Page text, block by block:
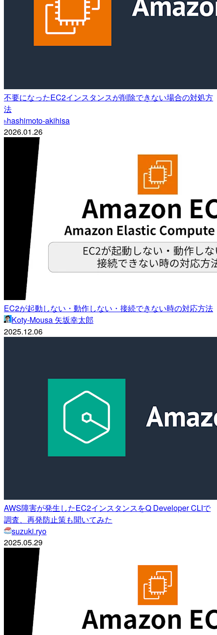
不要になったEC2インスタンスが削除できない場合の対処方
法
hhashimoto-akihisa
2026.01.26
EC2が起動しない・動作しない・接続できない時の対応方法
Koty-Mousa 矢坂幸太郎
2025.12.06
AWS障害が発生したEC2インスタンスをQ Developer CLIで
調査、再発防止策も聞いてみた
suzuki.ryo
2025.05.29